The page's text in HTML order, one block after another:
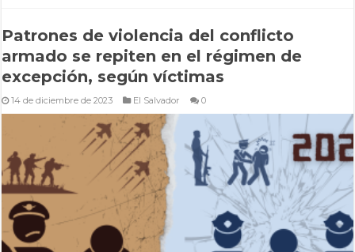
Patrones de violencia del conflicto
armado se repiten en el régimen de
excepción, según víctimas
14 de diciembre de 2023 El Salvador 0